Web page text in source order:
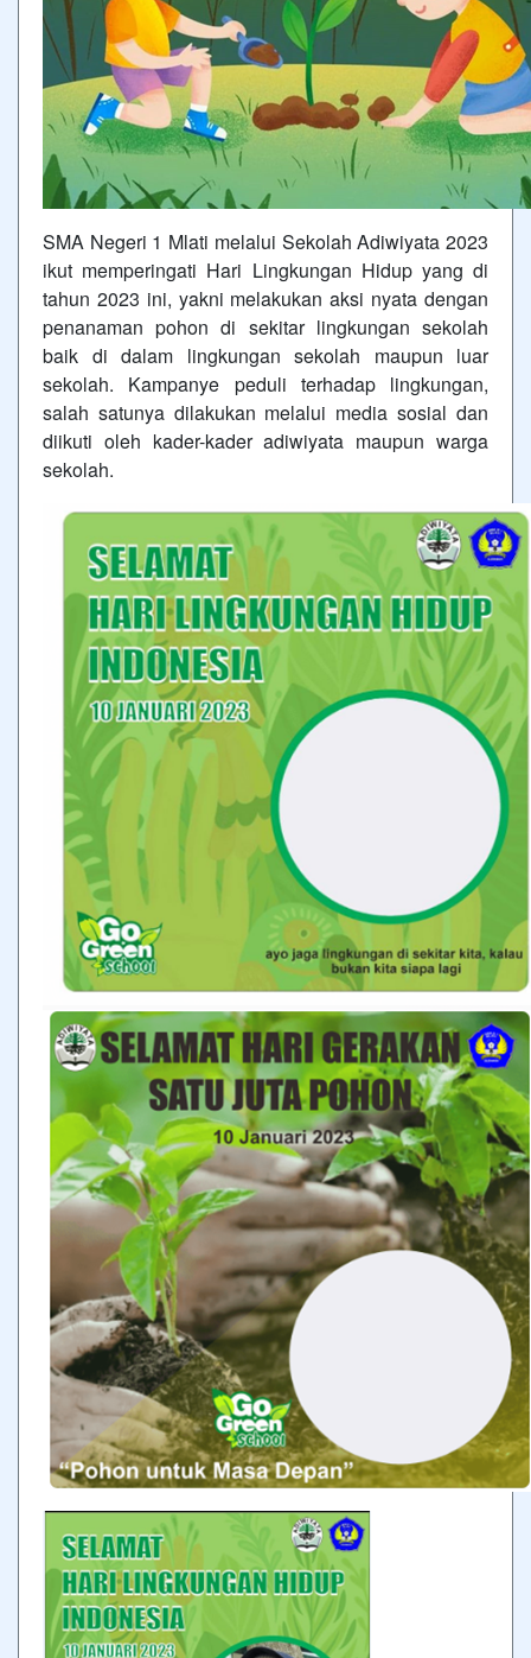
SMA Negeri 1 Mlati melalui Sekolah Adiwiyata 2023
ikut memperingati Hari Lingkungan Hidup yang di
tahun 2023 ini, yakni melakukan aksi nyata dengan
penanaman pohon di sekitar lingkungan sekolah
baik di dalam lingkungan sekolah maupun luar
sekolah. Kampanye peduli terhadap lingkungan,
salah satunya dilakukan melalui media sosial dan
diikuti oleh kader-kader adiwiyata maupun warga
sekolah.